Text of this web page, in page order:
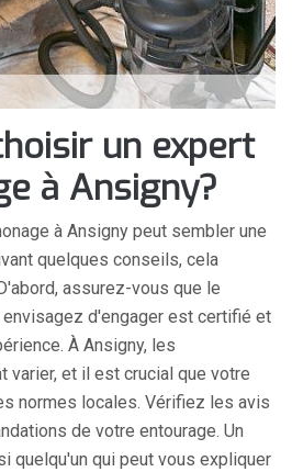
un expert
à Ansigny?
à Ansigny peut sembler une
quelques conseils, cela
assurez-vous que le
d'engager est certifié et
À Ansigny, les
varier, et il est crucial que votre
normes locales. Vérifiez les avis
de votre entourage. Un
quelqu'un qui peut vous expliquer